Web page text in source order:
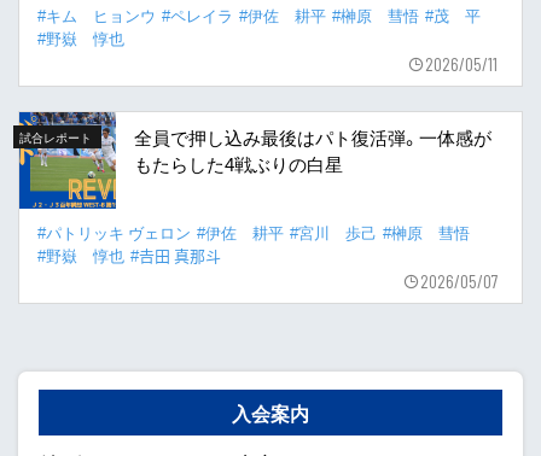
#キム ヒョンウ #ペレイラ #伊佐 耕平 #榊原 彗悟 #茂 平
#野嶽 惇也
2026/05/11
試合レポート
全員で押し込み最後はパト復活弾。一体感が
もたらした4戦ぶりの白星
#パトリッキ ヴェロン #伊佐 耕平 #宮川 歩己 #榊原 彗悟
#野嶽 惇也 #𠮷田 真那斗
2026/05/07
入会案内